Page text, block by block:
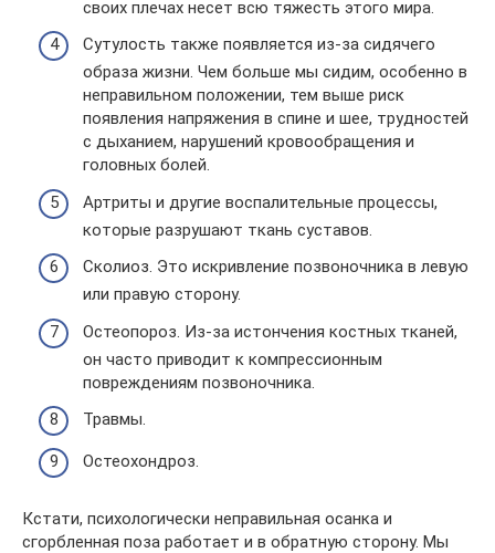
своих плечах несет всю тяжесть этого мира.
Сутулость также появляется из-за сидячего
образа жизни. Чем больше мы сидим, особенно в
неправильном положении, тем выше риск
появления напряжения в спине и шее, трудностей
с дыханием, нарушений кровообращения и
головных болей.
Артриты и другие воспалительные процессы,
которые разрушают ткань суставов.
Сколиоз. Это искривление позвоночника в левую
или правую сторону.
Остеопороз. Из-за истончения костных тканей,
он часто приводит к компрессионным
повреждениям позвоночника.
Травмы.
Остеохондроз.
Кстати, психологически неправильная осанка и
сгорбленная поза работает и в обратную сторону. Мы